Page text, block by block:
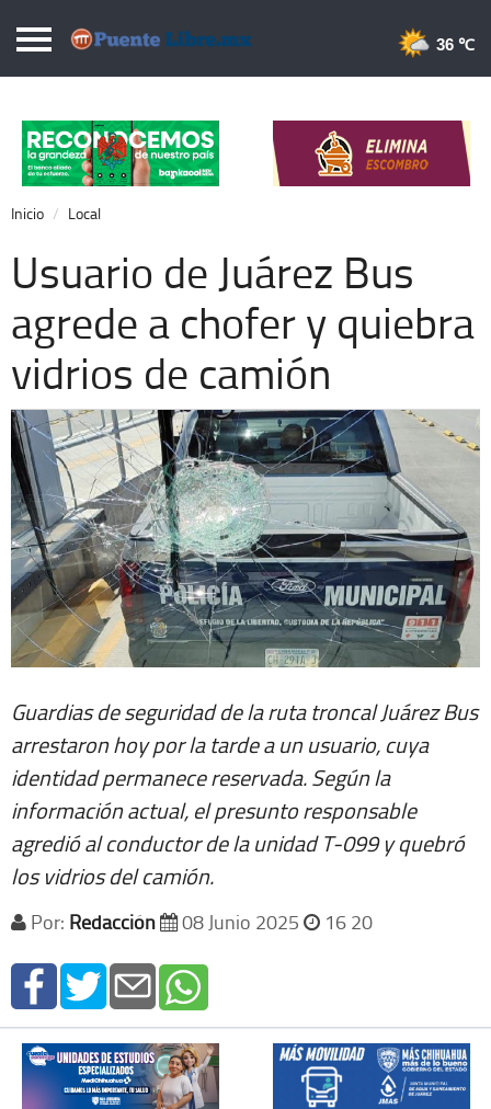
Puentelibre.mx
Local
Nacional
Opinión
Cronos
Economía
Espectáculos
Extra +
36 ℃
Inicio Local
Usuario de Juárez Bus
agrede a chofer y quiebra
vidrios de camión
Guardias de seguridad de la ruta troncal Juárez Bus
arrestaron hoy por la tarde a un usuario, cuya
identidad permanece reservada. Según la
información actual, el presunto responsable
agredió al conductor de la unidad T-099 y quebró
los vidrios del camión.
Por: Redacción 08 Junio 2025 16 20